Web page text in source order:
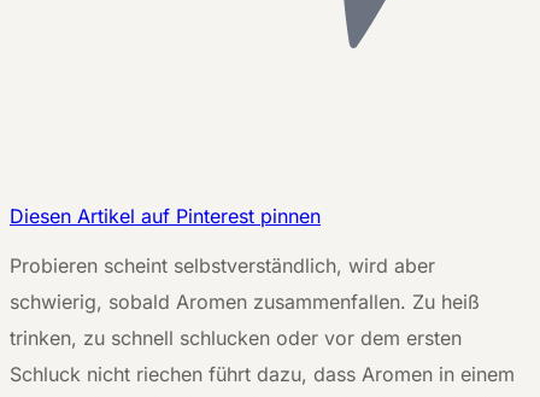
Diesen Artikel auf Pinterest pinnen
Probieren scheint selbstverständlich, wird aber
schwierig, sobald Aromen zusammenfallen. Zu heiß
trinken, zu schnell schlucken oder vor dem ersten
Schluck nicht riechen führt dazu, dass Aromen in einem